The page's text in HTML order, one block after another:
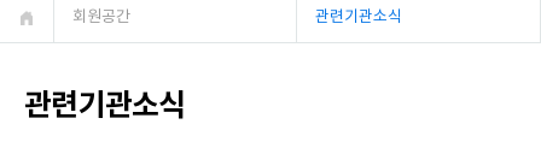
회원공간 관련기관소식
관련기관소식